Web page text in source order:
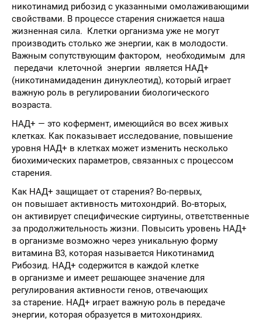
никотинамид рибозид с указанными омолаживающими
свойствами. В процессе старения снижается наша
жизненная сила. Клетки организма уже не могут
производить столько же энергии, как в молодости.
Важным сопутствующим фактором, необходимым для
передачи клеточной энергии является НАД+
(никотинамидаденин динуклеотид), который играет
важную роль в регулировании биологического
возраста.
НАД+ — это кофермент, имеющийся во всех живых
клетках. Как показывает исследование, повышение
уровня НАД+ в клетках может изменить несколько
биохимических параметров, связанных с процессом
старения.
Как НАД+ защищает от старения? Во-первых,
он повышает активность митохондрий. Во-вторых,
он активирует специфические сиртуины, ответственные
за продолжительность жизни. Повысить уровень НАД+
в организме возможно через уникальную форму
витамина В3, которая называется Никотинамид
Рибозид. НАД+ содержится в каждой клетке
в организме и имеет решающее значение для
регулирования активности генов, отвечающих
за старение. НАД+ играет важную роль в передаче
энергии, которая образуется в митохондриях.